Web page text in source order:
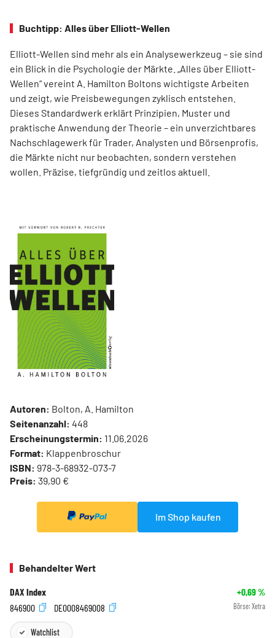
Buchtipp: Alles über Elliott-Wellen
Elliott-Wellen sind mehr als ein Analysewerkzeug – sie sind
ein Blick in die Psychologie der Märkte. „Alles über Elliott-
Wellen“ vereint A. Hamilton Boltons wichtigste Arbeiten
und zeigt, wie Preisbewegungen zyklisch entstehen.
Dieses Standardwerk erklärt Prinzipien, Muster und
praktische Anwendung der Theorie – ein unverzichtbares
Nachschlagewerk für Trader, Analysten und Börsenprofis,
die Märkte nicht nur beobachten, sondern verstehen
wollen. Präzise, tiefgründig und zeitlos aktuell.
Autoren: Bolton, A. Hamilton
Seitenanzahl: 448
Erscheinungstermin: 11.06.2026
Format: Klappenbroschur
ISBN: 978-3-68932-073-7
Preis: 39,90 €
Im Shop kaufen
Behandelter Wert
DAX Index +0,69%
846900
DE0008469008 Börse: Xetra
Watchlist